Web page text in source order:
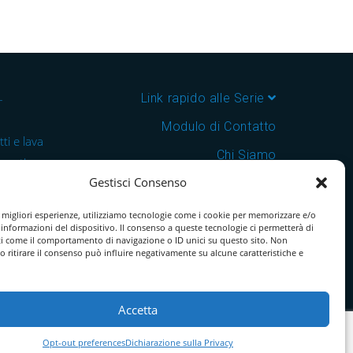
Gestisci Consenso
esperienze, utilizziamo tecnologie come i cookie per memorizzare e/o
informazioni del dispositivo. Il consenso a queste tecnologie ci permetterà di
come il comportamento di navigazione o ID unici su questo sito. Non
ritirare il consenso può influire negativamente su alcune caratteristiche e
Accetta
Opt-out preferencesDichiarazione sulla Privacy
e lava
e
in
Link rapido alle Serie
Modulo di Contatto
Chi Siamo
Download Catalogo PDF
Cookie Policy